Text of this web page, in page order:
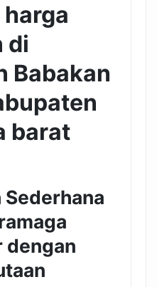
di
Babakan
barat
Sederhana
dengan